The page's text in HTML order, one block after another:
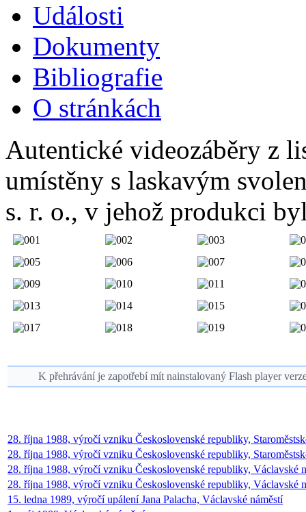
Události
Dokumenty
Bibliografie
O stránkách
Autentické videozáběry z
umístěny s laskavým
s. r. o., v jehož produkci
K přehrávání je zapotřebí mít nainstalovaný Flash player
28. října 1988, výročí vzniku Československé republiky,
28. října 1988, výročí vzniku Československé republiky,
28. října 1988, výročí vzniku Československé republiky, Václavské
28. října 1988, výročí vzniku Československé republiky, Václavské
15. ledna 1989, výročí upálení Jana Palacha, Václavské náměstí